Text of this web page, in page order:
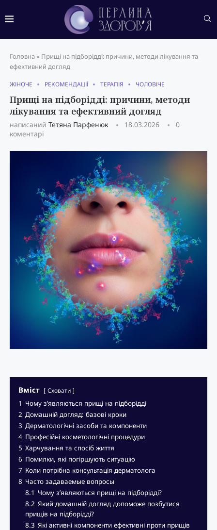
Головна » Прищі на підборідді: причини, методи лікування та
ефективний догляд
ЖІНОЧЕ РЕКОМЕНДАЦІЇ ТЕРАПІЯ ЧОЛОВІЧЕ
Прищі на підборідді: причини, методи
лікування та ефективний догляд
написаний Тетяна Парфенюк 18.03.2026
0
коментарі
Вміст Сховати
1 Чому з’являються прищі на підборідді
2 Домашній догляд: базові кроки
3 Дерматологічні засоби та компоненти
4 Професійні косметологічні процедури
5 Харчування та спосіб життя
6 Помилки, які погіршують ситуацію
7 Коли потрібна консультація дерматолога
8 Часто задаваемые вопросы
8.1 Чому з’являються прищі на підборідді?
8.2 Який домашній догляд допоможе позбутися
прищів на підборідді?
8.3 Які активні компоненти ефективні проти прищів